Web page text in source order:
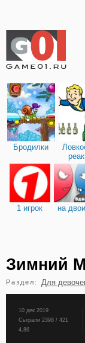
Бродилки
1 игрок на
бильярд карты
Зимний
Раздел: Для
10 дек 2019
Сыграли 2398 / 421
4,86